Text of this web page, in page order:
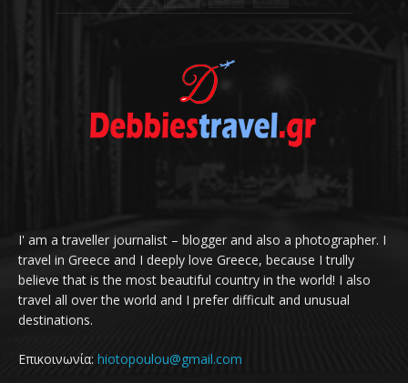
I' am a traveller journalist – blogger and also a photographer. I
travel in Greece and I deeply love Greece, because I trully
believe that is the most beautiful country in the world! I also
travel all over the world and I prefer difficult and unusual
destinations.
Επικοινωνία: hiotopoulou@gmail.com